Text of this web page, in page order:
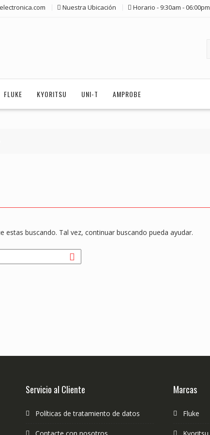
Nuestra Ubicación Horario - 9:30am - 06:00pm
FLUKE KYORITSU UNI-T AMPROBE
estas buscando. Tal vez, continuar buscando pueda ayudar.
Servicio al Cliente
Políticas de tratamiento de datos
Marcas
Fluke